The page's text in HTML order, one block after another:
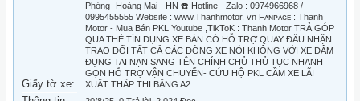
Giấy tờ xe:
Phóng- Hoàng Mai - HN ☎️ Hotline - Zalo : 0974966968 /
0995455555 Website : www.Thanhmotor. vn Fᴀɴᴘᴀɢᴇ : Thanh
Motor - Mua Bán PKL Youtube ,TikToK : Thanh Motor TRẢ GÓP
QUA THẺ TÍN DỤNG XE BÁN CÓ HỖ TRỢ QUAY ĐẦU NHẬN
TRAO ĐỔI TẤT CẢ CÁC DÒNG XE NÓI KHÔNG VỚI XE ĐÂM
ĐỤNG TAI NẠN SANG TÊN CHÍNH CHỦ THỦ TỤC NHANH
GỌN HỖ TRỢ VẬN CHUYỂN- CỨU HỘ PKL CẦM XE LÃI
XUẤT THẤP THI BẰNG A2